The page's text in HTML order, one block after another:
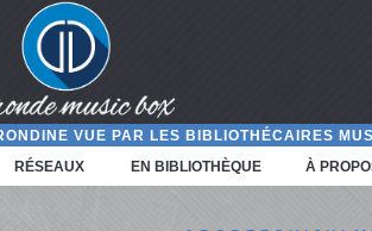
VUE PAR LES BIBLIOTHÉCAIRES
RÉSEAUX EN BIBLIOTHÈQUE À